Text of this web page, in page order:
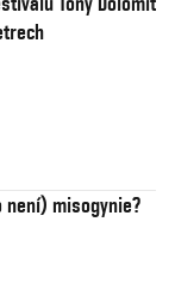
není) misogynie?